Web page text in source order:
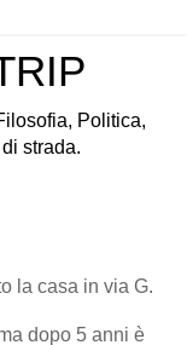
Politica,
strada.
la casa in via G.
dopo 5 anni è